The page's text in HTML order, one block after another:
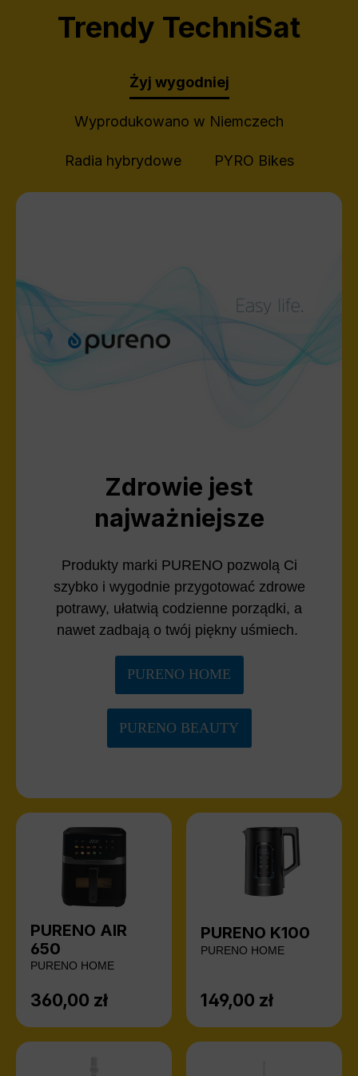
Trendy TechniSat
Żyj wygodniej
Wyprodukowano w Niemczech
Radia hybrydowe PYRO Bikes
Zdrowie jest
najważniejsze
Produkty marki PURENO pozwolą Ci
szybko i wygodnie przygotować zdrowe
potrawy, ułatwią codzienne porządki, a
nawet zadbają o twój piękny uśmiech.
PURENO HOME
PURENO BEAUTY
PURENO AIR
650
PURENO HOME
Cena regularna:
360,00 zł
PURENO K100
PURENO HOME
Cena regularna:
149,00 zł